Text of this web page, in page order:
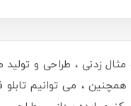
زدنی ، طراحی و تولید
، می توانیم